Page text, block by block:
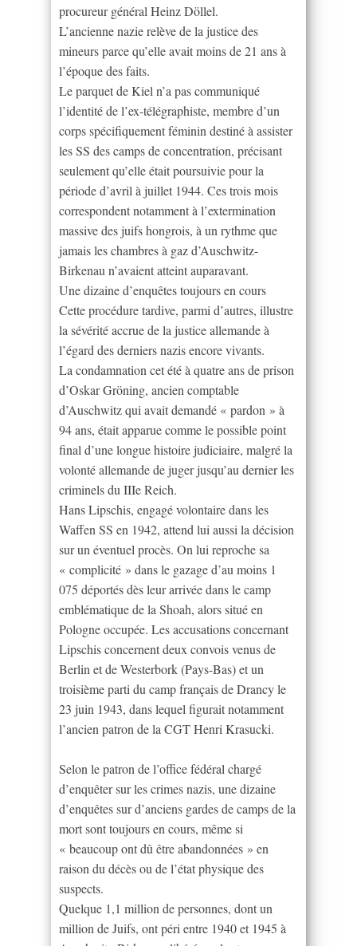
procureur général Heinz Döllel.
L’ancienne nazie relève de la justice des
mineurs parce qu’elle avait moins de 21 ans à
l’époque des faits.
Le parquet de Kiel n’a pas communiqué
l’identité de l’ex-télégraphiste, membre d’un
corps spécifiquement féminin destiné à assister
les SS des camps de concentration, précisant
seulement qu’elle était poursuivie pour la
période d’avril à juillet 1944. Ces trois mois
correspondent notamment à l’extermination
massive des juifs hongrois, à un rythme que
jamais les chambres à gaz d’Auschwitz-
Birkenau n’avaient atteint auparavant.
Une dizaine d’enquêtes toujours en cours
Cette procédure tardive, parmi d’autres, illustre
la sévérité accrue de la justice allemande à
l’égard des derniers nazis encore vivants.
La condamnation cet été à quatre ans de prison
d’Oskar Gröning, ancien comptable
d’Auschwitz qui avait demandé « pardon » à
94 ans, était apparue comme le possible point
final d’une longue histoire judiciaire, malgré la
volonté allemande de juger jusqu’au dernier les
criminels du IIIe Reich.
Hans Lipschis, engagé volontaire dans les
Waffen SS en 1942, attend lui aussi la décision
sur un éventuel procès. On lui reproche sa
« complicité » dans le gazage d’au moins 1
075 déportés dès leur arrivée dans le camp
emblématique de la Shoah, alors situé en
Pologne occupée. Les accusations concernant
Lipschis concernent deux convois venus de
Berlin et de Westerbork (Pays-Bas) et un
troisième parti du camp français de Drancy le
23 juin 1943, dans lequel figurait notamment
l’ancien patron de la CGT Henri Krasucki.
Selon le patron de l’office fédéral chargé
d’enquêter sur les crimes nazis, une dizaine
d’enquêtes sur d’anciens gardes de camps de la
mort sont toujours en cours, même si
« beaucoup ont dû être abandonnées » en
raison du décès ou de l’état physique des
suspects.
Quelque 1,1 million de personnes, dont un
million de Juifs, ont péri entre 1940 et 1945 à